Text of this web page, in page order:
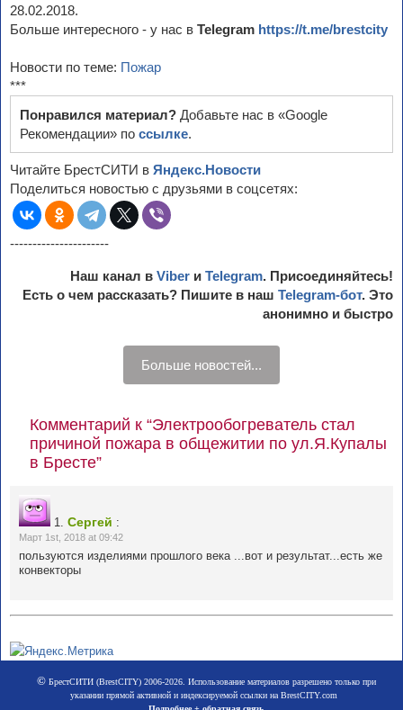
28.02.2018.
Больше интересного - у нас в Telegram https://t.me/brestcity
Новости по теме: Пожар
***
Понравился материал? Добавьте нас в «Google
Рекомендации» по ссылке.
Читайте БрестСИТИ в Яндекс.Новости
Поделиться новостью с друзьями в соцсетях:
----------------------
Наш канал в Viber и Telegram. Присоединяйтесь!
Есть о чем рассказать? Пишите в наш Telegram-бот. Это
анонимно и быстро
Больше новостей...
Комментарий к “Электрообогреватель стал
причиной пожара в общежитии по ул.Я.Купалы
в Бресте”
1. Сергей :
Март 1st, 2018 at 09:42
пользуются изделиями прошлого века ...вот и результат...есть же
конвекторы
©БрестСИТИ (BrestCITY) 2006-2026. Использование материалов разрешено только при
указании прямой активной и индексируемой ссылки на BrestCITY.com